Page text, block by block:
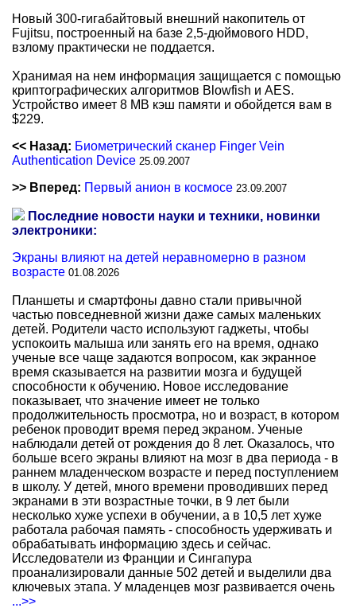
Новый 300-гигабайтовый внешний накопитель от
Fujitsu, построенный на базе 2,5-дюймового HDD,
взлому практически не поддается.
Хранимая на нем информация защищается с помощью
криптографических алгоритмов Blowfish и AES.
Устройство имеет 8 MB кэш памяти и обойдется вам в
$229.
<< Назад: Биометрический сканер Finger Vein
Authentication Device 25.09.2007
>> Вперед: Первый анион в космосе 23.09.2007
Последние новости науки и техники, новинки
электроники:
Экраны влияют на детей неравномерно в разном
возрасте 01.08.2026
Планшеты и смартфоны давно стали привычной
частью повседневной жизни даже самых маленьких
детей. Родители часто используют гаджеты, чтобы
успокоить малыша или занять его на время, однако
ученые все чаще задаются вопросом, как экранное
время сказывается на развитии мозга и будущей
способности к обучению. Новое исследование
показывает, что значение имеет не только
продолжительность просмотра, но и возраст, в котором
ребенок проводит время перед экраном. Ученые
наблюдали детей от рождения до 8 лет. Оказалось, что
больше всего экраны влияют на мозг в два периода - в
раннем младенческом возрасте и перед поступлением
в школу. У детей, много времени проводивших перед
экранами в эти возрастные точки, в 9 лет были
несколько хуже успехи в обучении, а в 10,5 лет хуже
работала рабочая память - способность удерживать и
обрабатывать информацию здесь и сейчас.
Исследователи из Франции и Сингапура
проанализировали данные 502 детей и выделили два
ключевых этапа. У младенцев мозг развивается очень
...>>